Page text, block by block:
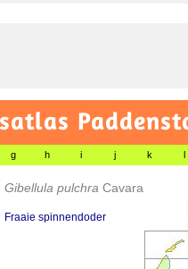
g h i j k l
Gibellula pulchra Cavara
Fraaie spinnendoder